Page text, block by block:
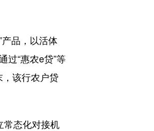
品，以活体
过“惠农e贷”等
该行农户贷
态化对接机